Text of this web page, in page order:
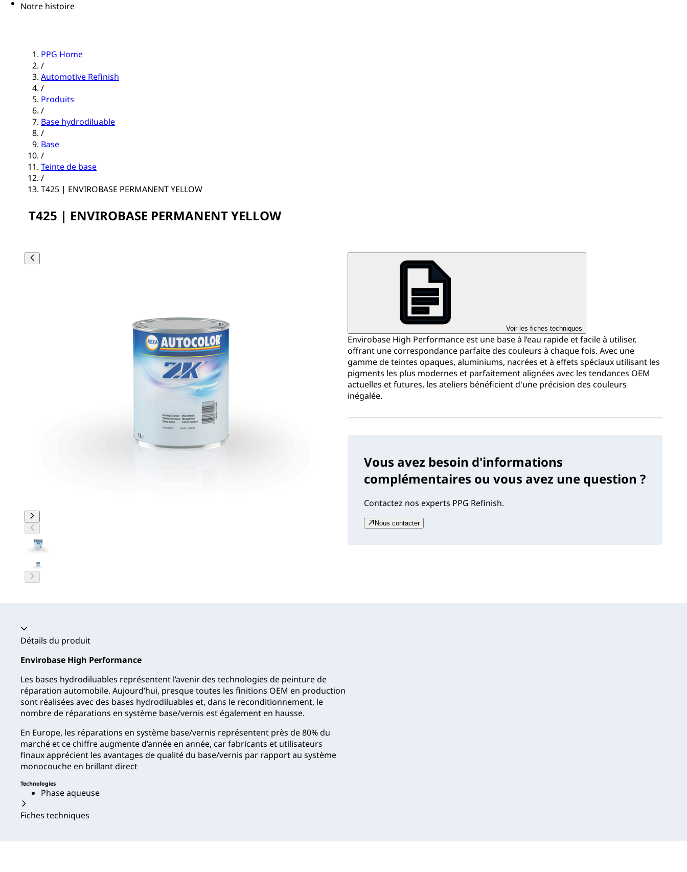
Notre histoire
PPG Home
/
Automotive Refinish
/
Produits
/
Base hydrodiluable
/
Base
/
Teinte de base
/
T425 | ENVIROBASE PERMANENT YELLOW
T425 | ENVIROBASE PERMANENT YELLOW
Voir les fiches techniques
Envirobase High Performance est une base à l’eau rapide et facile à utiliser,
offrant une correspondance parfaite des couleurs à chaque fois. Avec une
gamme de teintes opaques, aluminiums, nacrées et à effets spéciaux utilisant les
pigments les plus modernes et parfaitement alignées avec les tendances OEM
actuelles et futures, les ateliers bénéficient d'une précision des couleurs
inégalée.
Vous avez besoin d'informations
complémentaires ou vous avez une question ?
Contactez nos experts PPG Refinish.
Nous contacter
Accordéon fermé
Détails du produit
Envirobase High Performance
Les bases hydrodiluables représentent l’avenir des technologies de peinture de
réparation automobile. Aujourd’hui, presque toutes les finitions OEM en production
sont réalisées avec des bases hydrodiluables et, dans le reconditionnement, le
nombre de réparations en système base/vernis est également en hausse.
En Europe, les réparations en système base/vernis représentent près de 80% du
marché et ce chiffre augmente d’année en année, car fabricants et utilisateurs
finaux apprécient les avantages de qualité du base/vernis par rapport au système
monocouche en brillant direct
Technologies
Phase aqueuse
Fiches techniques